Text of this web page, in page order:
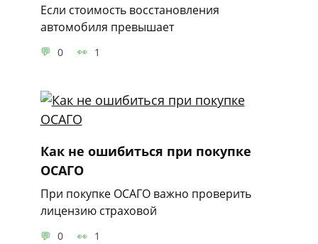
Если стоимость восстановления
автомобиля превышает
0 1
Как не ошибиться при покупке
ОСАГО
При покупке ОСАГО важно проверить
лицензию страховой
0 1